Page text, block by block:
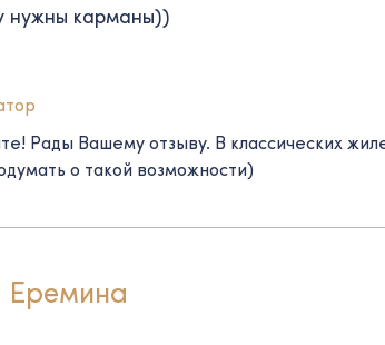
нужны карманы))
Рады Вашему отзыву. В классических
о такой возможности)
Еремина